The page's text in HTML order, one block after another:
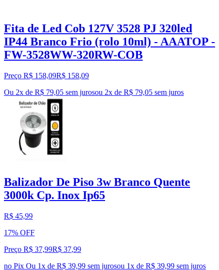
Fita de Led Cob 127V 3528 PJ 320led
IP44 Branco Frio (rolo 10ml) - AAATOP -
FW-3528WW-320RW-COB
Preço R$ 158,09R$ 158,09
Ou 2x de R$ 79,05 sem jurosou 2x de R$ 79,05 sem juros
Balizador De Piso 3w Branco Quente
3000k Cp. Inox Ip65
R$ 45,99
17% OFF
Preço R$ 37,99R$ 37,99
no Pix Ou 1x de R$ 39,99 sem jurosou 1x de R$ 39,99 sem juros